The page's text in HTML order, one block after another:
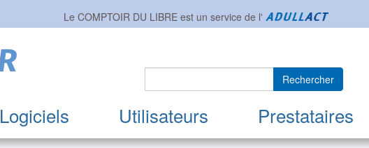
Le COMPTOIR DU LIBRE est un service de l'
Logiciels Utilisateurs Prestataires
Rechercher